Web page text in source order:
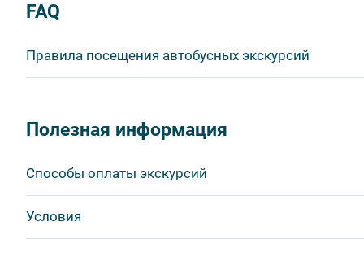
FAQ
Правила посещения автобусных экскурсий
быть изменено на более раннее или более позднее.
в ходе проведения экскурсий и туров. Поэтому,
соблюдение которых сделает ваш отдых приятным,
1. Во время проведения автобусных экскурсий в
- употреблять пищу и напитки за исключением
Полезная информация
Способы оплаты экскурсий
Условия